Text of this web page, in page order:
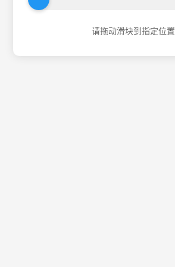
请拖动滑块到指定位置